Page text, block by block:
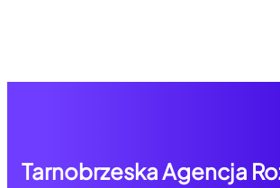
Tarnobrzeska Agencja